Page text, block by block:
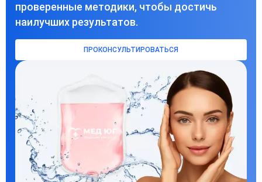
проверенные методики, чтобы достичь
наилучших результатов.
ПРОКОНСУЛЬТИРОВАТЬСЯ